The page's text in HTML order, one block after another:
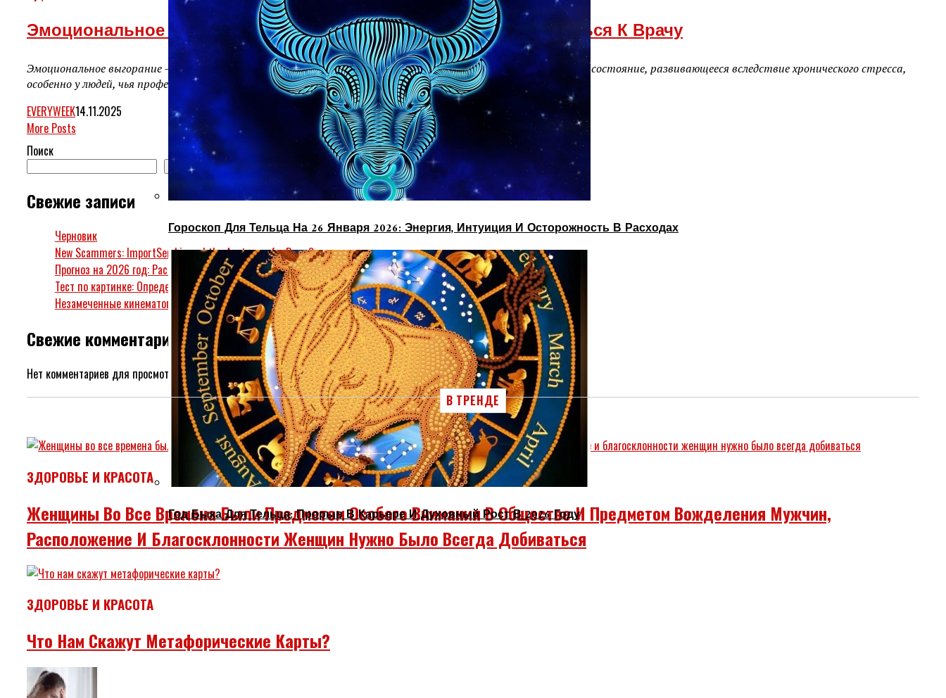
Гороскоп Для Тельца На 26 Января 2026: Энергия, Интуиция И Осторожность В Расходах
Год Быка Для Тельца: Прорыв В Карьере И Духовный Рост В 2026 Году
Эмоциональное Выгорание: Как Распознать, Когда Пора Обратиться К Врачу
Эмоциональное выгорание — это не просто «усталость от работы» или «плохое настроение». Это серьёзное состояние, развивающееся вследствие хронического стресса,
особенно у людей, чья профессия...
EVERYWEEK14.11.2025
More Posts
Поиск
Поиск
Свежие записи
Черновик
New Scammers: ImportSend.io and the Anatomy of a Pure Scam
Прогноз на 2026 год: Расклад Таро по месяцам
Тест по картинке: Определение уникальных возможностей и особенностей вашей личности
Незамеченные кинематографические жемчужины 2026 года: фильмы, которые стоит посмотреть
Свежие комментарии
Нет комментариев для просмотра.
В ТРЕНДЕ
ЗДОРОВЬЕ И КРАСОТА
Женщины Во Все Времена Были Предметом Особого Внимания В Обществе И Предметом Вожделения Мужчин,
Расположение И Благосклонности Женщин Нужно Было Всегда Добиваться
ЗДОРОВЬЕ И КРАСОТА
Что Нам Скажут Метафорические Карты?